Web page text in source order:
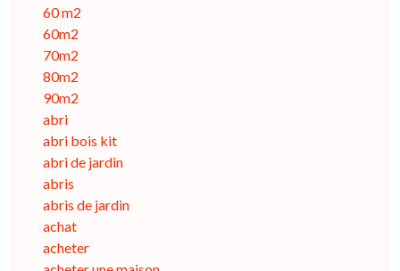
60 m2
60m2
70m2
80m2
90m2
abri
abri bois kit
abri de jardin
abris
abris de jardin
achat
acheter